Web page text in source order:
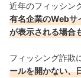
近年のフィッシン
有名企業のWebサ
が表示される場合
フィッシング詐欺
ールを開かない、